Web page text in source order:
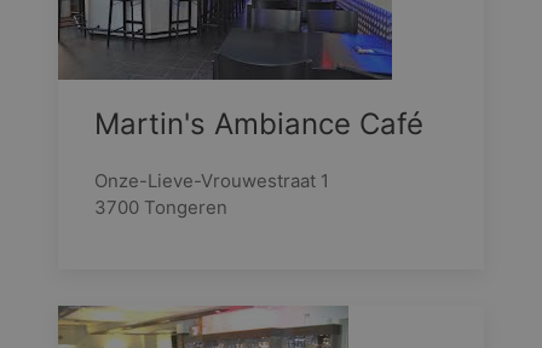
Martin's Ambiance Café
Onze-Lieve-Vrouwestraat 1
3700 Tongeren